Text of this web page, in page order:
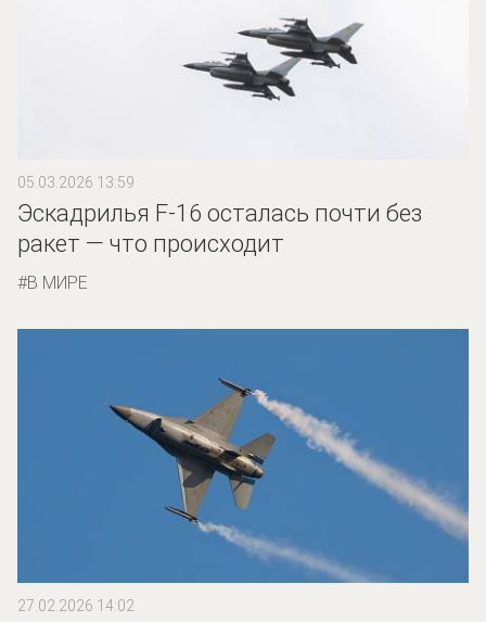
05.03.2026 13:59
Эскадрилья F-16 осталась почти без
ракет — что происходит
В МИРЕ
27.02.2026 14:02